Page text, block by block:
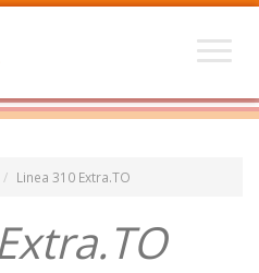
Linea 310 Extra.TO